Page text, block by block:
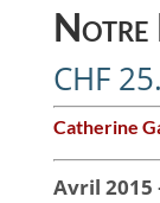
Notre
CHF
Catherine
Avril 2015